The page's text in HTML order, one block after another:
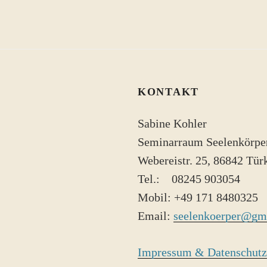
KONTAKT
Sabine Kohler
Seminarraum
Webereistr. 25, 86842
Tel.: 08245 ​903054
Mobil: +49 171 8480325
Email:
Impressum & Datenschutz